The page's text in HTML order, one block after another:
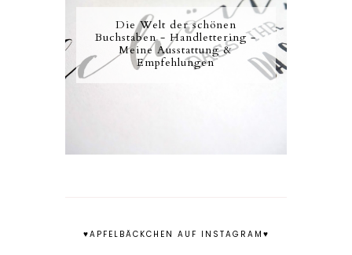
Die Welt der schönen
Buchstaben - Handlettering -
Meine Ausstattung &
Empfehlungen
♥APFELBÄCKCHEN AUF INSTAGRAM♥